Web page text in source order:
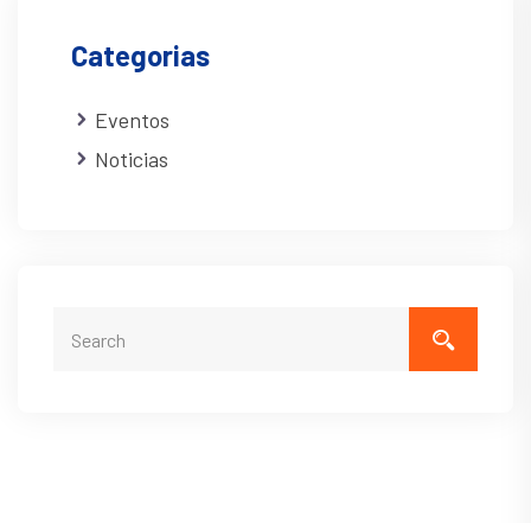
Categorias
Eventos
Noticias